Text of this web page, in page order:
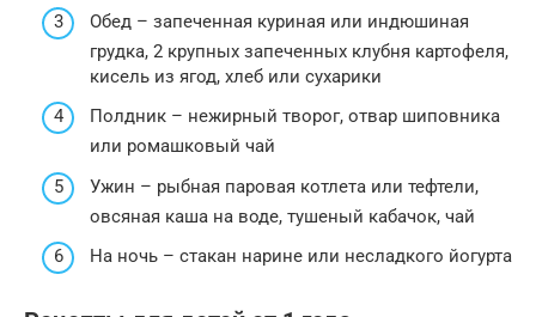
Обед – запеченная куриная или индюшиная
грудка, 2 крупных запеченных клубня картофеля,
кисель из ягод, хлеб или сухарики
Полдник – нежирный творог, отвар шиповника
или ромашковый чай
Ужин – рыбная паровая котлета или тефтели,
овсяная каша на воде, тушеный кабачок, чай
На ночь – стакан нарине или несладкого йогурта